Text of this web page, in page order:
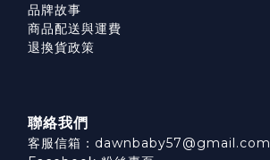
品牌故事
商品配送與運費
退換貨政策
聯絡我們
客服信箱：dawnbaby57@gmail.com